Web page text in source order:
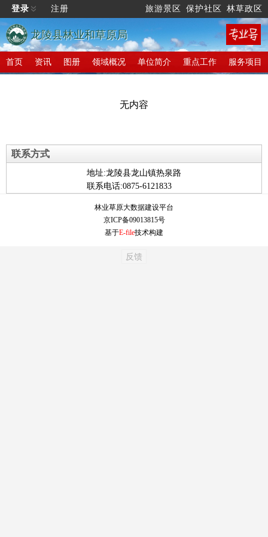
登录 注册 旅游景区 保护社区 林草政区
龙陵县林业和草原局
首页 资讯 图册 领域概况 单位简介 重点工作 服务项目
无内容
联系方式
地址:龙陵县龙山镇热泉路
联系电话:0875-6121833
林业草原大数据建设平台
京ICP备09013815号
基于E-file技术构建
反馈